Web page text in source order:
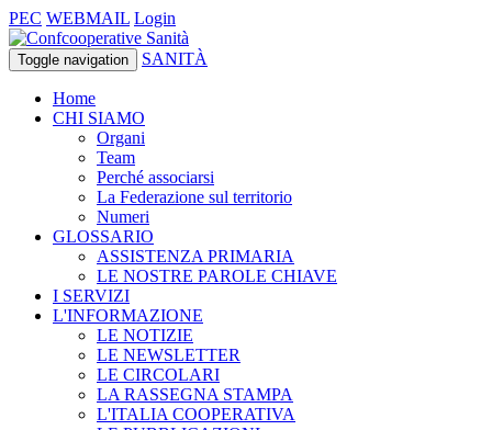
PEC WEBMAIL Login
Toggle navigation SANITÀ
Home
CHI SIAMO
Organi
Team
Perché associarsi
La Federazione sul territorio
Numeri
GLOSSARIO
ASSISTENZA PRIMARIA
LE NOSTRE PAROLE CHIAVE
I SERVIZI
L'INFORMAZIONE
LE NOTIZIE
LE NEWSLETTER
LE CIRCOLARI
LA RASSEGNA STAMPA
L'ITALIA COOPERATIVA